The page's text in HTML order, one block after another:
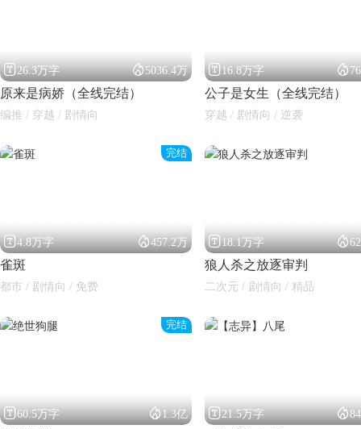
26.3万字 5036.4万
原来是病娇（全线完结）
编推 / 穿越 / 剧情向
16.8万字 
公子是女生（全线完结）
穿越 / 剧情向 / 逆袭
完结
4.8万字 457.2万
雀斑
都市 / 剧情向 / 免费
18.1万字 
狼人杀之放逐审判
二次元 / 剧情向 / 精品
完结
60.5万字 1.3亿 21.5万字 